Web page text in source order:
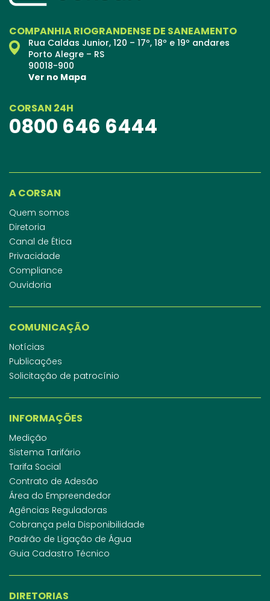
COMPANHIA RIOGRANDENSE DE SANEAMENTO
Rua Caldas Junior, 120 – 17º, 18º e 19º andares
Porto Alegre – RS
90018-900
Ver no Mapa
CORSAN 24H
0800 646 6444
A CORSAN
Quem somos
Diretoria
Canal de Ética
Privacidade
Compliance
Ouvidoria
COMUNICAÇÃO
Notícias
Publicações
Solicitação de patrocínio
INFORMAÇÕES
Medição
Sistema Tarifário
Tarifa Social
Contrato de Adesão
Área do Empreendedor
Agências Reguladoras
Cobrança pela Disponibilidade
Padrão de Ligação de Água
Guia Cadastro Técnico
DIRETORIAS